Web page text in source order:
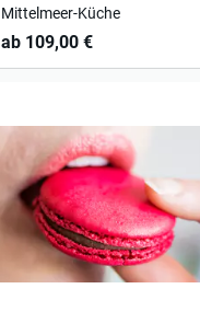
Mittelmeer-Küche
ab 109,00 €